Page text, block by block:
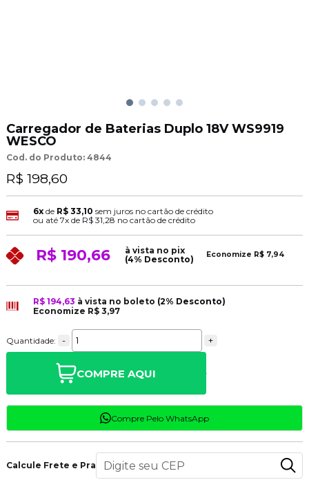
Carregador de Baterias Duplo 18V WS9919
WESCO
Cod. do Produto: 4844
R$ 198,60
6xde R$ 33,10 sem juros no cartão de crédito
ou até 7xde R$ 31,28 no cartão de crédito
R$ 190,66
à vista no pix
(4% Desconto)
Economize R$ 7,94
R$ 194,63 à vista no boleto (2% Desconto)
Economize R$ 3,97
Quantidade: - +
COMPRE AQUI
Compre Pelo WhatsApp
Calcule Frete e Prazo